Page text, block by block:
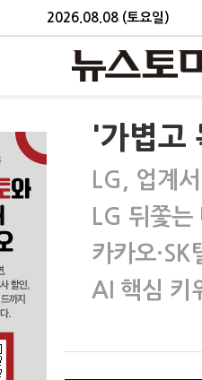
2026.08.08 (토요일)
'가볍고
LG, 업계
LG 뒤쫓
카카오
AI 핵심 키